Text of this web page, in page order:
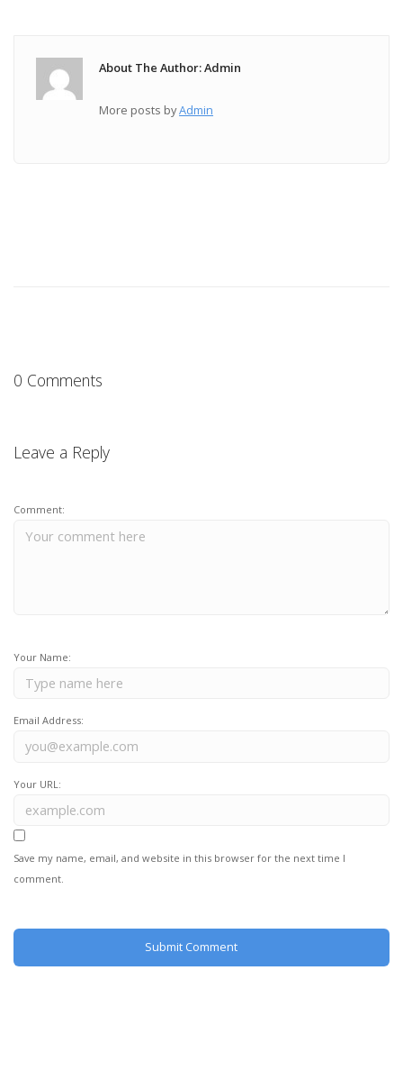
About The Author: Admin
More posts byAdmin
0 Comments
Leave a Reply
Comment:
Your Name:
Email Address:
Your URL:
Save my name, email, and website in this browser for the next time I
comment.